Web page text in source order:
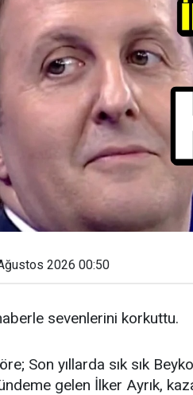
2026 00:50
sevenlerini korkuttu.
Son yıllarda sık sık
gelen İlker Ayrık,